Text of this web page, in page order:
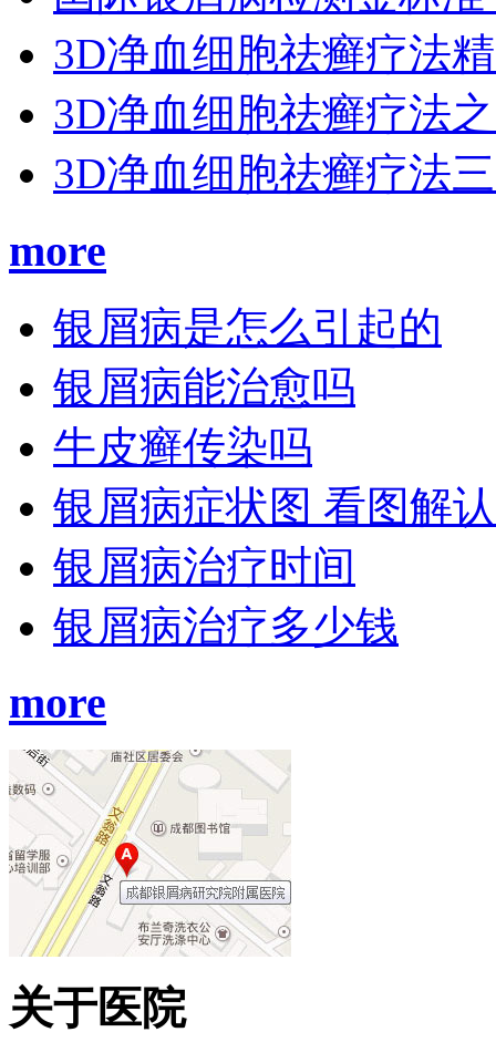
3D净血细胞祛癣疗法
3D净血细胞祛癣疗法
3D净血细胞祛癣疗法
more
银屑病是怎么引起的
银屑病能治愈吗
牛皮癣传染吗
银屑病症状图 看图解
银屑病治疗时间
银屑病治疗多少钱
more
关于医院